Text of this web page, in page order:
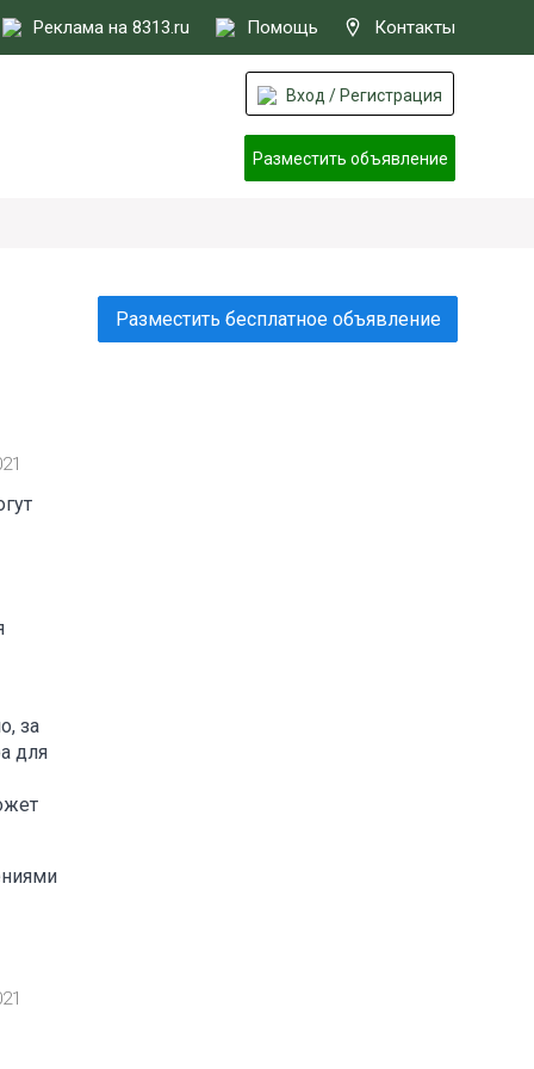
Реклама на 8313.ru Помощь Контакты
Вход / Регистрация
Разместить объявление
за
для
Разместить бесплатное объявление